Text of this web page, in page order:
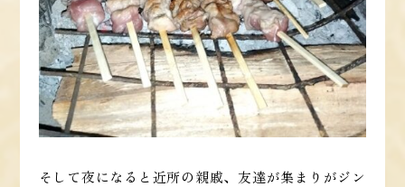
そして夜になると近所の親戚、友達が集まりがジン